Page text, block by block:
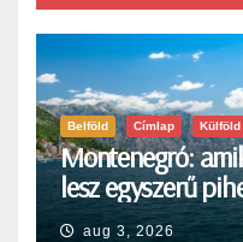
Belföld Címlap Külföld
Montenegró:
lesz egyszerű
aug 3, 2026